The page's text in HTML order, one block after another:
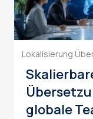
Lokalisierung
globale